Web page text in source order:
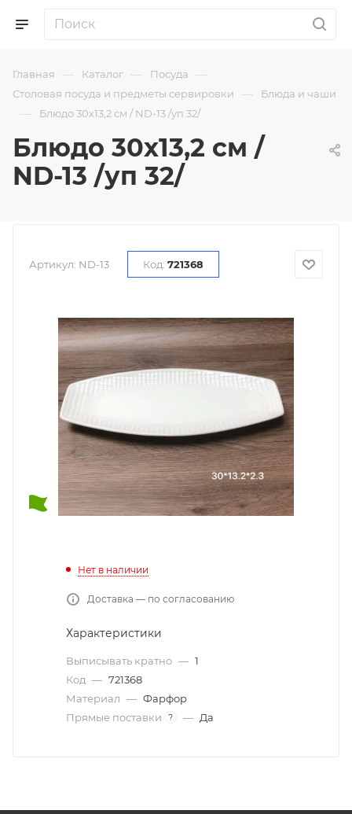
Главная — Каталог — Посуда —
Столовая посуда и предметы сервировки — Блюда и чаши
— Блюдо 30х13,2 см / ND-13 /уп 32/
Блюдо 30х13,2 см /
ND-13 /уп 32/
Артикул: ND-13 Код: 721368
Нет в наличии
Доставка — по согласованию
Характеристики
Выписывать кратно — 1
Код — 721368
Материал — Фарфор
Прямые поставки
? — Да